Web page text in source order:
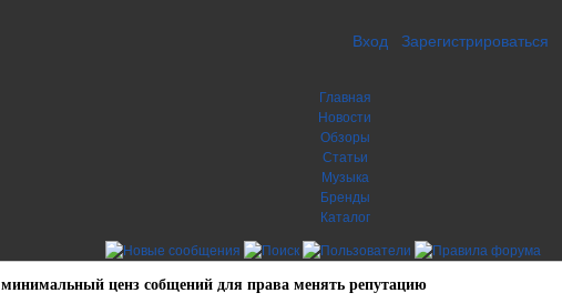
Вход Зарегистрироваться
Главная
Новости
Обзоры
Статьи
Музыка
Бренды
Каталог
минимальный ценз собщений для права менять репутацию